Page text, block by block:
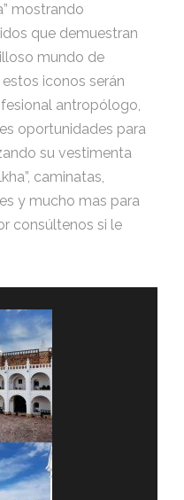
mostrando
que demuestran
mundo de
iconos serán
antropólogo,
oportunidades para
su vestimenta
caminatas,
y mucho mas para
consúltenos si le